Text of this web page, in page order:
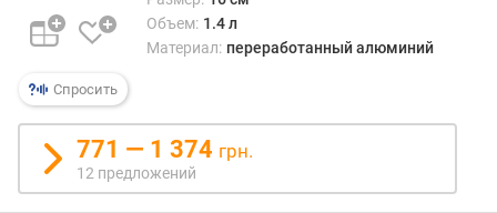
м
н
.
р
а
з
Спросить
Объем: 1.4 л
Материал: переработанный алюминий
771 — 1 374 грн.
12 предложений